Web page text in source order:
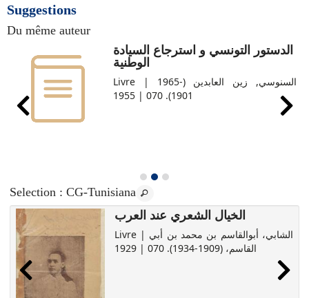
Suggestions
Du même auteur
الدستور التونسي و استرجاع السيادة
الوطنية
Livre | السنوسي‏, ‏زين العابدين‏ (‏1965-
1901‏). 070 | 1955
Selection : CG-Tunisiana
الخيال الشعري عند العرب
Livre | الشابي، أبوالقاسم بن محمد بن أبي
القاسم، (1909-1934). 070 | 1929